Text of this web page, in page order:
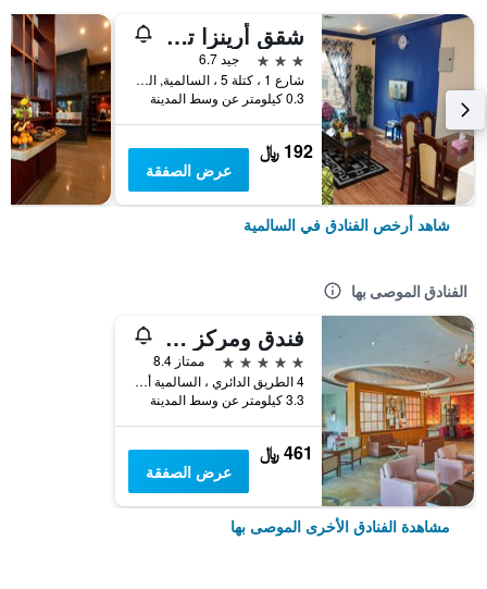
شقق أرينزا تاور كواليتى
3 نجوم
جيد 6.7
شارع 1 ، كتلة 5 ، السالمية, السالمية, الكويت
0.3 كيلومتر عن وسط المدينة
192 ﷼
عرض الصفقة
شاهد أرخص الفنادق في السالمية
الفنادق الموصى بها
فندق ومركز مؤتمرات ميلينيوم الكويت
5 نجوم
ممتاز 8.4
4 الطريق الدائري ، السالمية أبو ذر الغفاري, السالمية, الكويت
3.3 كيلومتر عن وسط المدينة
461 ﷼
عرض الصفقة
مشاهدة الفنادق الأخرى الموصى بها